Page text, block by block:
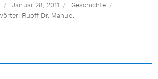
Januar 28, 2011
Geschichte
Ruoff Dr. Manuel